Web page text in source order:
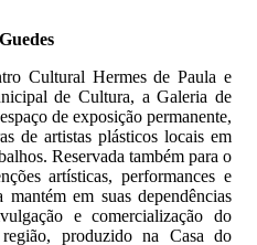
Cultural Hermes de Paula e
de Cultura, a Galeria de
de exposição permanente,
de artistas plásticos locais em
Reservada também para o
artísticas, performances e
em suas dependências
e comercialização do
produzido na Casa do